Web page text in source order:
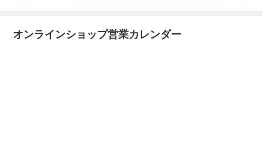
オンラインショップ営業カレンダー